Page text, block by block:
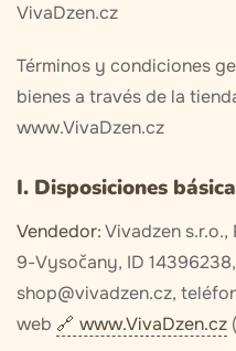
VivaDzen.cz
Términos y condiciones
bienes a través de la
www.VivaDzen.cz
I. Disposiciones
Vendedor:Vivadzen
9-Vysočany, ID
shop@vivadzen.cz,
web
www.VivaDzen.cz